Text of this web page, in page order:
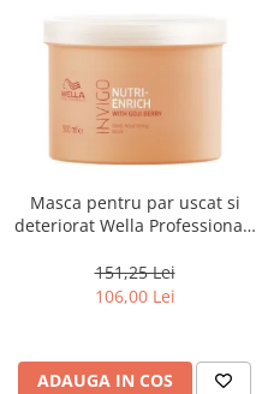
Masca pentru par uscat si
deteriorat Wella Professionals
151,25 Lei
106,00 Lei
ADAUGA IN COS